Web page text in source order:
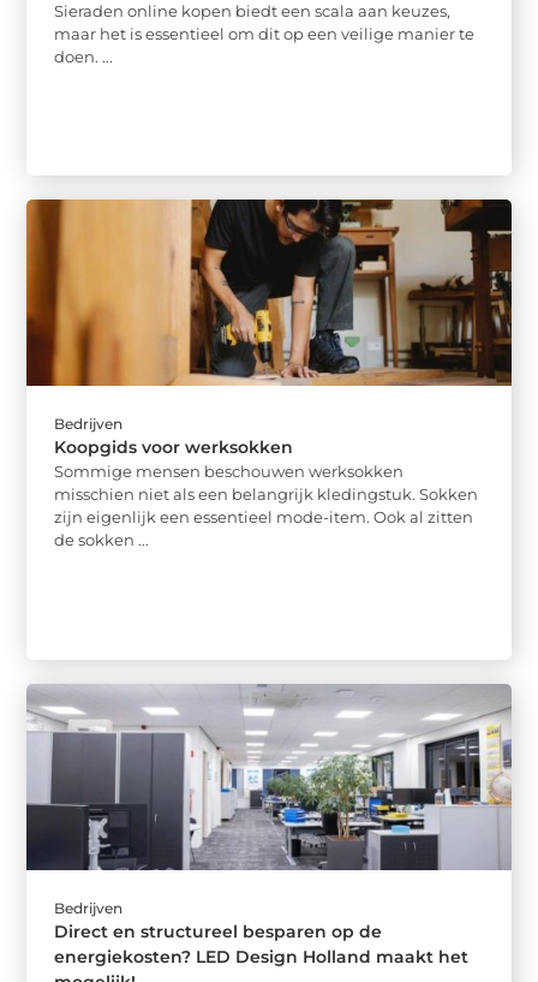
Sieraden online kopen biedt een scala aan keuzes,
maar het is essentieel om dit op een veilige manier te
doen. ...
Bedrijven
Koopgids voor werksokken
Sommige mensen beschouwen werksokken
misschien niet als een belangrijk kledingstuk. Sokken
zijn eigenlijk een essentieel mode-item. Ook al zitten
de sokken ...
Bedrijven
Direct en structureel besparen op de
energiekosten? LED Design Holland maakt het